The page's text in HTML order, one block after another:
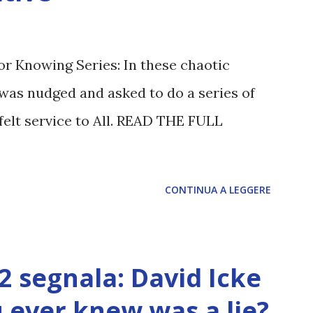
Knowing Series: In these chaotic
nudged and asked to do a series of
service to All. READ THE FULL
CONTINUA A LEGGERE
segnala: David Icke